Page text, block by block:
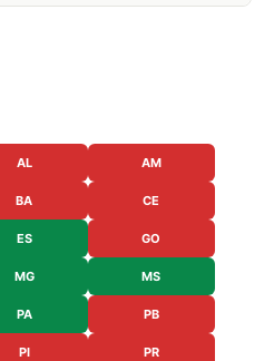
AL AM
BA CE
ES GO
MG MS
PA PB
PI PR